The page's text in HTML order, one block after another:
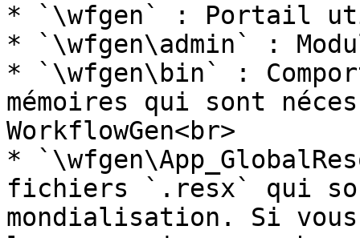
* `\wfgen` : Portail
* `\wfgen\admin` :
* `\wfgen\bin` :
mémoires qui sont
WorkflowGen<br>
*
fichiers `.resx` qui
mondialisation. Si